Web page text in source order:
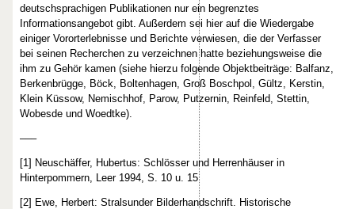
deutschsprachigen Publikationen nur ein begrenztes
Informationsangebot gibt. Außerdem sei hier auf die Wiedergabe
einiger Vororterlebnisse und Berichte verwiesen, die der Verfasser
bei seinen Recherchen zu verzeichnen hatte beziehungsweise die
ihm zu Gehör kamen (siehe hierzu folgende Objektbeiträge: Balfanz,
Berkenbrügge, Böck, Boltenhagen, Groß Boschpol, Gültz, Kerstin,
Klein Küssow, Nemischhof, Parow, Putzernin, Reinfeld, Stettin,
Wobesde und Woedtke).
–––
[1] Neuschäffer, Hubertus: Schlösser und Herrenhäuser in
Hinterpommern, Leer 1994, S. 10 u. 15
[2] Ewe, Herbert: Stralsunder Bilderhandschrift. Historische